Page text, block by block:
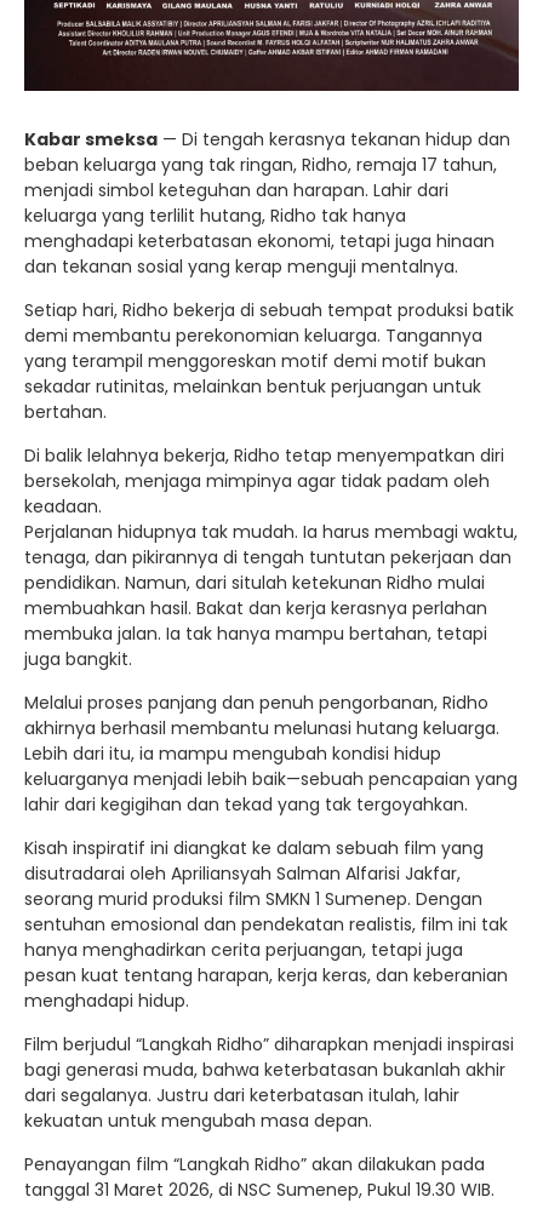
Kabar smeksa — Di tengah kerasnya tekanan hidup dan
beban keluarga yang tak ringan, Ridho, remaja 17 tahun,
menjadi simbol keteguhan dan harapan. Lahir dari
keluarga yang terlilit hutang, Ridho tak hanya
menghadapi keterbatasan ekonomi, tetapi juga hinaan
dan tekanan sosial yang kerap menguji mentalnya.
Setiap hari, Ridho bekerja di sebuah tempat produksi batik
demi membantu perekonomian keluarga. Tangannya
yang terampil menggoreskan motif demi motif bukan
sekadar rutinitas, melainkan bentuk perjuangan untuk
bertahan.
Di balik lelahnya bekerja, Ridho tetap menyempatkan diri
bersekolah, menjaga mimpinya agar tidak padam oleh
keadaan.
Perjalanan hidupnya tak mudah. Ia harus membagi waktu,
tenaga, dan pikirannya di tengah tuntutan pekerjaan dan
pendidikan. Namun, dari situlah ketekunan Ridho mulai
membuahkan hasil. Bakat dan kerja kerasnya perlahan
membuka jalan. Ia tak hanya mampu bertahan, tetapi
juga bangkit.
Melalui proses panjang dan penuh pengorbanan, Ridho
akhirnya berhasil membantu melunasi hutang keluarga.
Lebih dari itu, ia mampu mengubah kondisi hidup
keluarganya menjadi lebih baik—sebuah pencapaian yang
lahir dari kegigihan dan tekad yang tak tergoyahkan.
Kisah inspiratif ini diangkat ke dalam sebuah film yang
disutradarai oleh Apriliansyah Salman Alfarisi Jakfar,
seorang murid produksi film SMKN 1 Sumenep. Dengan
sentuhan emosional dan pendekatan realistis, film ini tak
hanya menghadirkan cerita perjuangan, tetapi juga
pesan kuat tentang harapan, kerja keras, dan keberanian
menghadapi hidup.
Film berjudul “Langkah Ridho” diharapkan menjadi inspirasi
bagi generasi muda, bahwa keterbatasan bukanlah akhir
dari segalanya. Justru dari keterbatasan itulah, lahir
kekuatan untuk mengubah masa depan.
Penayangan film “Langkah Ridho” akan dilakukan pada
tanggal 31 Maret 2026, di NSC Sumenep, Pukul 19.30 WIB.